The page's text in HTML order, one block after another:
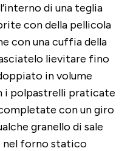
di una teglia
con della pellicola
con una cuffia della
lievitare fino
in volume
i polpastrelli praticate
con un giro
granello di sale
nel forno statico